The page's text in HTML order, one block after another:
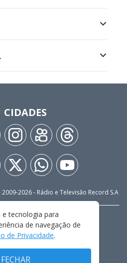
CIDADES
2026- Rádio e Televisão Record S.A
CONOSCO
PRIVACIDADE
DE USO
tecnologia para
de navegação de
de Privacidade.
FECHAR